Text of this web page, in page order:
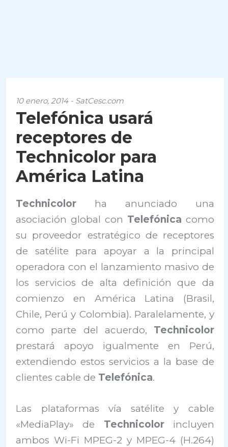
10 enero, 2014 - SatCesc.com
Telefónica usará
receptores de
Technicolor para
América Latina
Technicolor ha anunciado una
asociación global con Telefónica como
su proveedor estratégico de receptores
de satélite para apoyar a la principal
operadora con el lanzamiento masivo de
los servicios de alta definición que da
comienzo en América Latina (Brasil,
Chile, Perú y Colombia). Paralelamente, y
como parte del acuerdo, Technicolor
prestará apoyo igualmente en Perú,
extendiendo estos servicios a la base de
clientes cable de Telefónica.
Las plataformas vía satélite y cable
«MediaPlay» de Technicolorincluyen
ambos Wi-Fi MPEG-2 y MPEG-4 (H.264)